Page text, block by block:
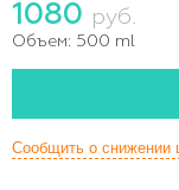
1080 руб.
Объем: 500 ml
Сообщить о снижении